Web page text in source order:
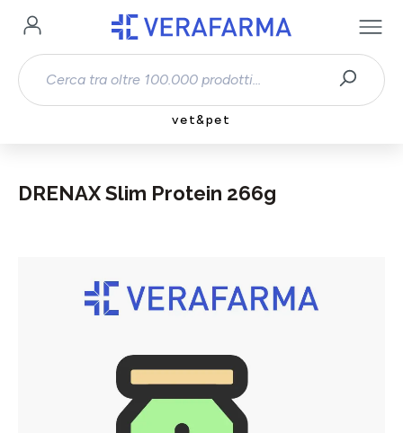
Passa al contenuto principale
vet&pet
DRENAX Slim Protein 266g